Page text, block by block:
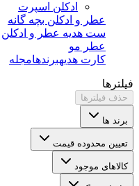
ادکلن اسپرت
عطر و ادکلن بچه گانه
ست هدیه عطر و ادکلن
عطر مو
کارت هدیهبرندهامجله
فیلترها
حذف فیلترها
برند ها
تعیین محدوده قیمت
کالاهای موجود